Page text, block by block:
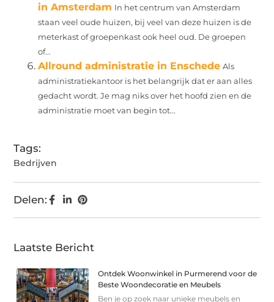
in Amsterdam In het centrum van Amsterdam
staan veel oude huizen, bij veel van deze huizen is de
meterkast of groepenkast ook heel oud. De groepen
of...
Allround administratie in Enschede Als
administratiekantoor is het belangrijk dat er aan alles
gedacht wordt. Je mag niks over het hoofd zien en de
administratie moet van begin tot...
Tags:
Bedrijven
Delen:
Laatste Bericht
Ontdek Woonwinkel in Purmerend voor de
Beste Woondecoratie en Meubels
Ben je op zoek naar unieke meubels en